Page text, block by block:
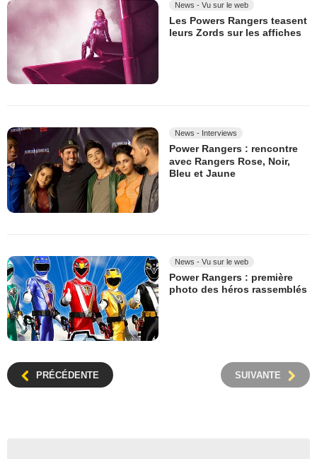
News - Vu sur le web
Les Powers Rangers teasent
leurs Zords sur les affiches
News - Interviews
Power Rangers : rencontre
avec Rangers Rose, Noir,
Bleu et Jaune
News - Vu sur le web
Power Rangers : première
photo des héros rassemblés
PRÉCÉDENTE SUIVANTE